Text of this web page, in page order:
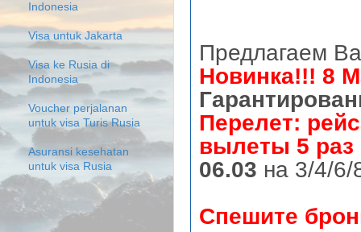
Предлагаем
Новинка!!! 8
Перелет:
вылеты 5
06.03 на 3/4/
Спешите
Indonesia
Visa untuk Jakarta
Visa ke Rusia di
Indonesia
Voucher perjalanan
untuk visa Turis Rusia
Asuransi kesehatan
untuk visa Rusia